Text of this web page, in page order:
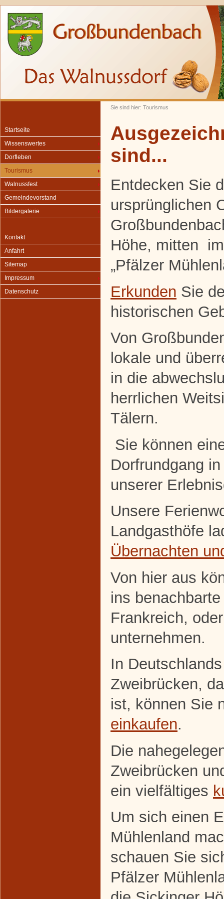
Sie sind hier: Tourismus
Startseite
Wissenswertes
Dorfleben
Tourismus
Walnussfest
Gemeindevorstand
Bildergalerie
Kontakt
Anfahrt
Sitemap
Impressum
Datenschutz
sind...
Entdecken Sie
ursprünglichen
Höhe, mitten
„Pfälzer
Erkunden Sie
historischen
Von
lokale und
in die
herrlichen
Tälern.
Sie können
Dorfrundgang
unserer
Unsere
Landgasthöfe
Übernachten
Von hier aus
ins
Frankreich,
unternehmen.
In
Zweibrücken,
ist, können Sie
einkaufen.
Die
Zweibrücken
ein vielfältiges
Um sich einen
Mühlenland
schauen Sie
Pfälzer